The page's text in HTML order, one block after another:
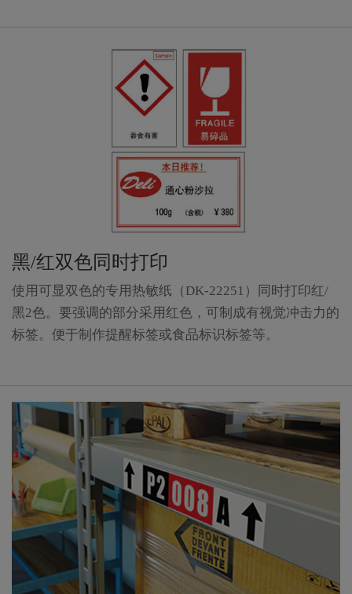
黑/红双色同时打印
使用可显双色的专用热敏纸（DK-22251）同时打印红/
黑2色。要强调的部分采用红色，可制成有视觉冲击力的
标签。便于制作提醒标签或食品标识标签等。